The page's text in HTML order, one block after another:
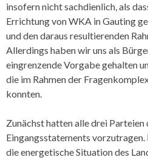
insofern nicht sachdienlich, als
Errichtung von WKA in Gauting
und den daraus resultierenden
Allerdings haben wir uns als
eingrenzende Vorgabe gehalten
die im Rahmen der
konnten.
Zunächst hatten alle drei Parteien
Eingangsstatements
die energetische Situation des